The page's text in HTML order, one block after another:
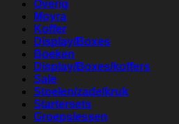
Overig
Moyra
Koffer
Display/Boxes
Boeken
Display/Boxes/koffers
Sale
Stoelen/zadelkruk
Startersets
Groepslessen